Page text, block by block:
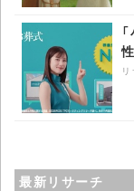
最新リサーチ